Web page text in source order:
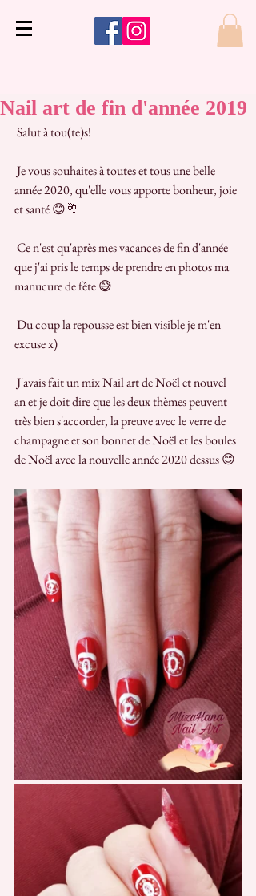
Nail art de fin d'année 2019
Salut à tou(te)s!
année 2020, qu'elle vous apporte bonheur, joie
et santé 😊🥂
que j'ai pris le temps de prendre en photos ma
manucure de fête 😅
excuse x)
an et je doit dire que les deux thèmes peuvent
très bien s'accorder, la preuve avec le verre de
champagne et son bonnet de Noël et les boules
de Noël avec la nouvelle année 2020 dessus 😊